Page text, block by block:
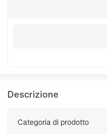
Descrizione
Categoria di prodotto